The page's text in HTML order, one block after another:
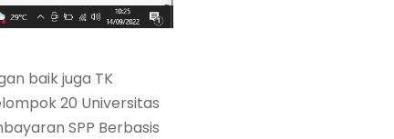
baik juga TK
20 Universitas
SPP Berbasis